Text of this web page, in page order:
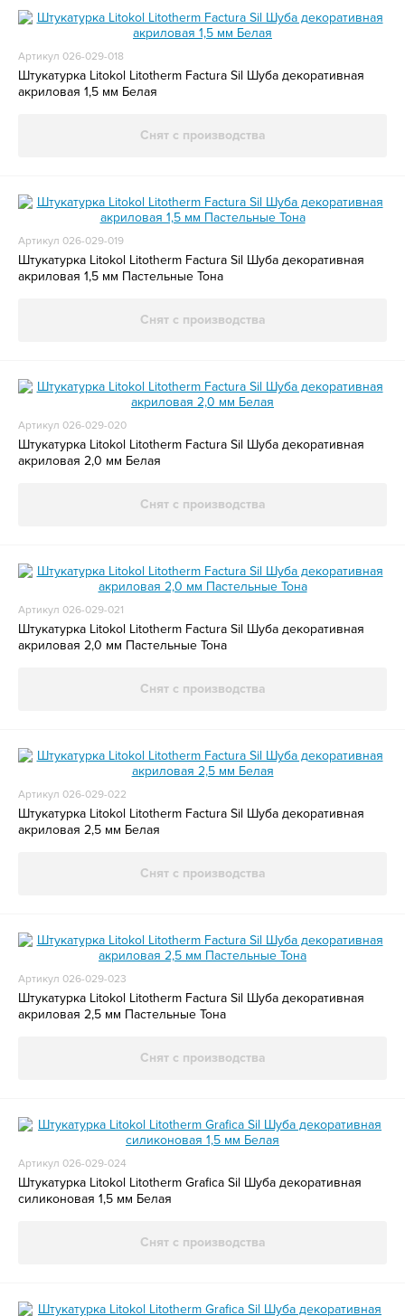
Артикул 026-029-018
Штукатурка Litokol Litotherm Factura Sil Шуба декоративная
акриловая 1,5 мм Белая
Снят с производства
Артикул 026-029-019
Штукатурка Litokol Litotherm Factura Sil Шуба декоративная
акриловая 1,5 мм Пастельные Тона
Снят с производства
Артикул 026-029-020
Штукатурка Litokol Litotherm Factura Sil Шуба декоративная
акриловая 2,0 мм Белая
Снят с производства
Артикул 026-029-021
Штукатурка Litokol Litotherm Factura Sil Шуба декоративная
акриловая 2,0 мм Пастельные Тона
Снят с производства
Артикул 026-029-022
Штукатурка Litokol Litotherm Factura Sil Шуба декоративная
акриловая 2,5 мм Белая
Снят с производства
Артикул 026-029-023
Штукатурка Litokol Litotherm Factura Sil Шуба декоративная
акриловая 2,5 мм Пастельные Тона
Снят с производства
Артикул 026-029-024
Штукатурка Litokol Litotherm Grafica Sil Шуба декоративная
силиконовая 1,5 мм Белая
Снят с производства